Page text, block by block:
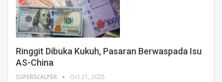
Ringgit Dibuka Kukuh, Pasaran Berwaspada Isu
AS-China
SUPERSCALPER Oct 21, 2025